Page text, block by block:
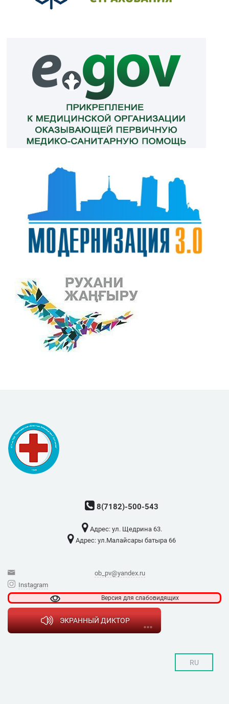
8(7182)-500-543
Адрес: ​ул. Щедрина 63.
Адрес: ​ул.Малайсары батыра 66
ob_pv@yandex.ru
Instagram
Версия для слабовидящих
ЭКРАННЫЙ ДИКТОР
RU